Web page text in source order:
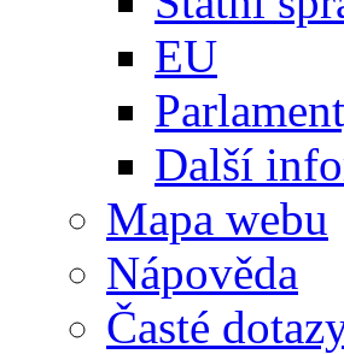
EU
Další
Mapa webu
Nápověda
Časté